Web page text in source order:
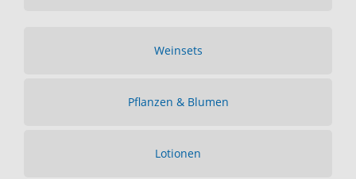
Weinsets
Pflanzen & Blumen
Lotionen